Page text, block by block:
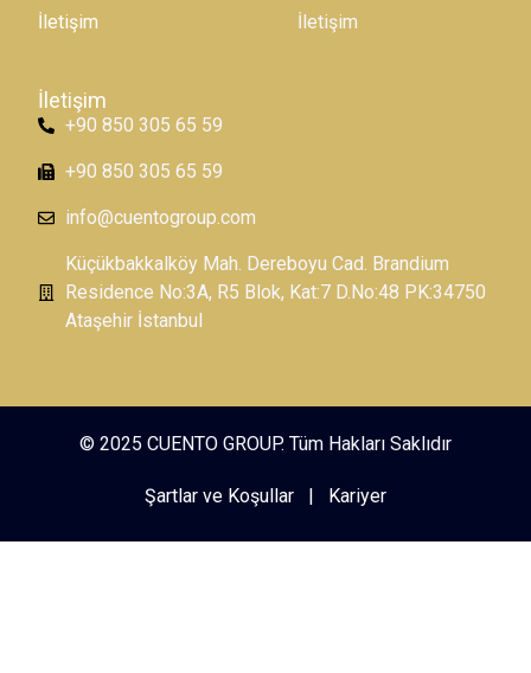
İletişim İletişim
İletişim
+90 850 305 65 59
+90 850 305 65 59
info@cuentogroup.com
Küçükbakkalköy Mah. Dereboyu Cad. Brandium
Residence No:3A, R5 Blok, Kat:7 D.No:48 PK:34750
Ataşehir İstanbul
© 2025 CUENTO GROUP. Tüm Hakları Saklıdır
Şartlar ve Koşullar | Kariyer